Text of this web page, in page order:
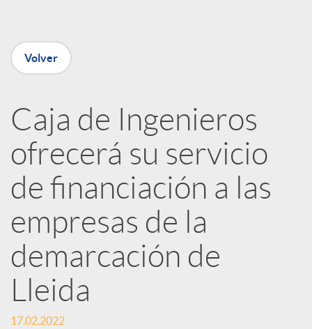
n
e
d
e
s
S
Volver
Caja de Ingenieros
ofrecerá su servicio
de financiación a las
empresas de la
demarcación de
Lleida
17.02.2022